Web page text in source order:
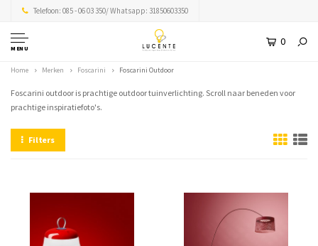
Telefoon: 085 - 06 03 350/ Whatsapp: 31850603350
MENU
0
Home Merken Foscarini Foscarini Outdoor
Foscarini outdoor is prachtige outdoor tuinverlichting. Scroll naar beneden voor
prachtige inspiratiefoto's.
Filters